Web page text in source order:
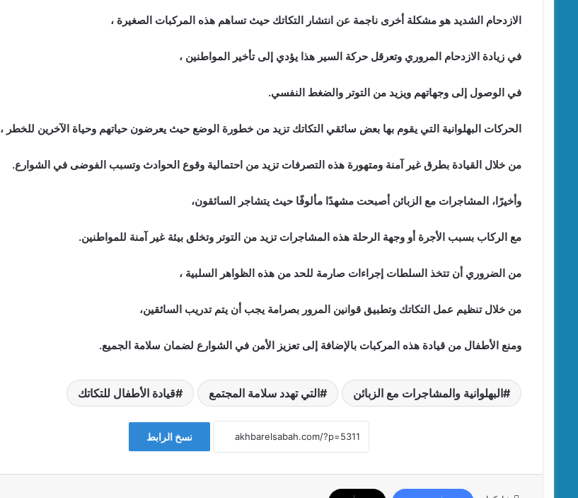
الازدحام الشديد هو مشكلة أخرى ناجمة عن انتشار التكاتك حيث تساهم هذه المركبات الصغيرة ،
في زيادة الازدحام المروري وتعرقل حركة السير هذا يؤدي إلى تأخير المواطنين ،
في الوصول إلى وجهاتهم ويزيد من التوتر والضغط النفسي.
الحركات البهلوانية التي يقوم بها بعض سائقي التكاتك تزيد من خطورة الوضع حيث يعرضون حياتهم وحياة الآخرين للخطر ،
من خلال القيادة بطرق غير آمنة ومتهورة هذه التصرفات تزيد من احتمالية وقوع الحوادث وتسبب الفوضى في الشوارع.
وأخيرًا، المشاجرات مع الزبائن أصبحت مشهدًا مألوفًا حيث يتشاجر السائقون،
مع الركاب بسبب الأجرة أو وجهة الرحلة هذه المشاجرات تزيد من التوتر وتخلق بيئة غير آمنة للمواطنين.
من الضروري أن تتخذ السلطات إجراءات صارمة للحد من هذه الظواهر السلبية ،
من خلال تنظيم عمل التكاتك وتطبيق قوانين المرور بصرامة يجب أن يتم تدريب السائقين،
ومنع الأطفال من قيادة هذه المركبات بالإضافة إلى تعزيز الأمن في الشوارع لضمان سلامة الجميع.
البهلوانية والمشاجرات مع الزبائن التي تهدد سلامة المجتمع قيادة الأطفال للتكاتك
نسخ الرابط